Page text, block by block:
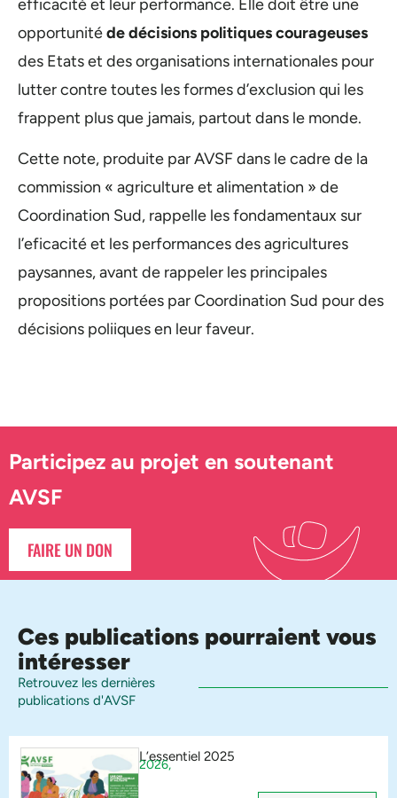
efficacité et leur performance. Elle doit être une
opportunitéde décisions politiques courageuses
des Etats et des organisations internationales pour
lutter contre toutes les formes d’exclusion qui les
frappent plus que jamais, partout dans le monde.
Cette note, produite par AVSF dans le cadre de la
commission « agriculture et alimentation » de
Coordination Sud, rappelle les fondamentaux sur
l’eficacité et les performances des agricultures
paysannes, avant de rappeler les principales
propositions portées par Coordination Sud pour des
décisions poliiques en leur faveur.
Participez au projet en soutenant
AVSF
FAIRE UN DON
Ces publications pourraient vous
intéresser
Retrouvez les dernières
publications d'AVSF
L’essentiel 2025
2026,